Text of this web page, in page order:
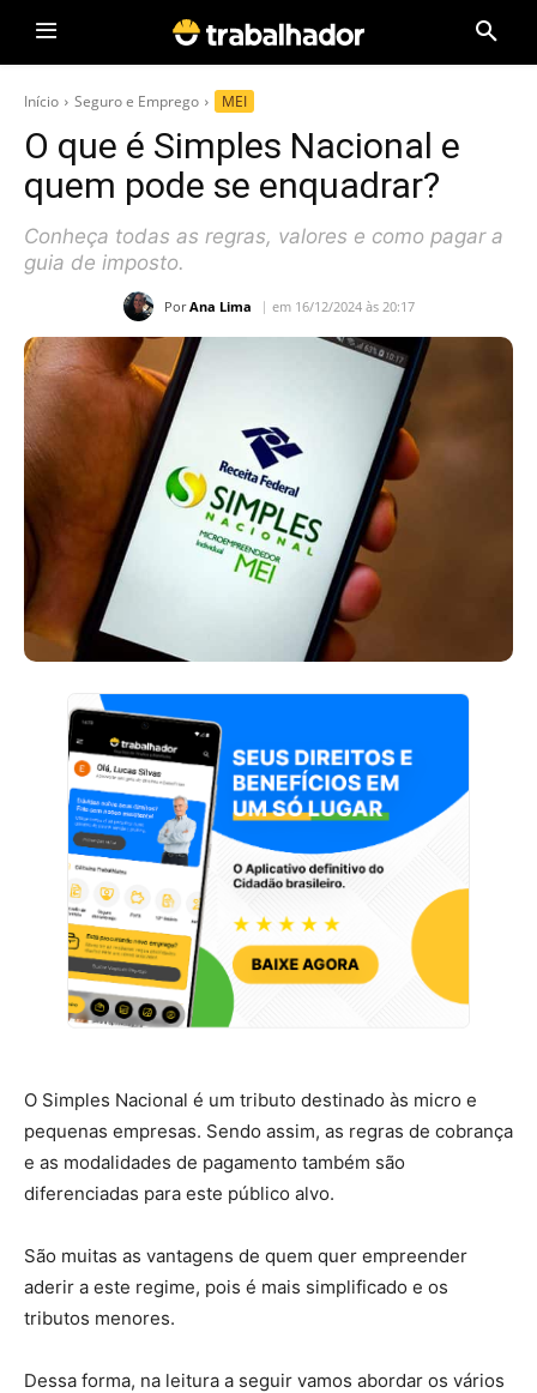
Início Seguro e Emprego MEI
O que é Simples Nacional e
quem pode se enquadrar?
Conheça todas as regras, valores e como pagar a
guia de imposto.
Por Ana Lima em 16/12/2024 às 20:17
O Simples Nacional é um tributo destinado às micro e
pequenas empresas. Sendo assim, as regras de cobrança
e as modalidades de pagamento também são
diferenciadas para este público alvo.
São muitas as vantagens de quem quer empreender
aderir a este regime, pois é mais simplificado e os
tributos menores.
Dessa forma, na leitura a seguir vamos abordar os vários